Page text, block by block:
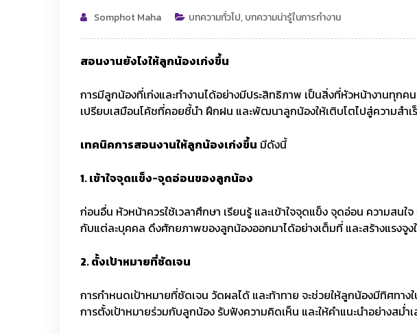
Somphot Maha บทความทั่วไป,บทความน่ารู้ในการทำงาน
สอนงานยังไงให้ลูกน้องเก่งขึ้น
การมีลูกน้องที่เก่งและทำงานได้อย่างมีประสิทธิภาพ เป็นสิ่งที่หัวหน้างานทุก
เปรียบเสมือนโค้ชที่คอยชี้นำ ฝึกฝน และพัฒนาลูกน้องให้เติบโตไปสู่ความสำเ
เทคนิคการสอนงานให้ลูกน้องเก่งขึ้น มีดังนี้
1.เข้าใจจุดแข็ง-จุดอ่อนของลูกน้อง
ก่อนอื่น หัวหน้าควรใช้เวลาศึกษา เรียนรู้ และเข้าใจจุดแข็ง จุดอ่อน ความสน
กับแต่ละบุคคล ดึงศักยภาพของลูกน้องออกมาได้อย่างเต็มที่ และสร้างแรงจูง
2.ตั้งเป้าหมายที่ชัดเจน
การกำหนดเป้าหมายที่ชัดเจน วัดผลได้ และท้าทาย จะช่วยให้ลูกน้องมีทิศทาง
การตั้งเป้าหมายร่วมกับลูกน้อง รับฟังความคิดเห็น และให้คำแนะนำอย่างสม่ำ